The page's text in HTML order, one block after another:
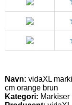
Navn: vidaXL
cm orange brun
Kategori: Markiser